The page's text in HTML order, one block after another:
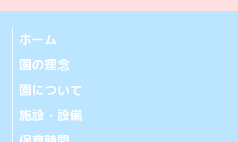
ホーム
園の理念
園について
施設・設備